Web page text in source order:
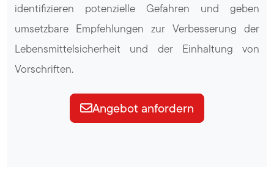
identifizieren potenzielle Gefahren und geben
umsetzbare Empfehlungen zur Verbesserung der
Lebensmittelsicherheit und der Einhaltung von
Vorschriften.
Angebot anfordern